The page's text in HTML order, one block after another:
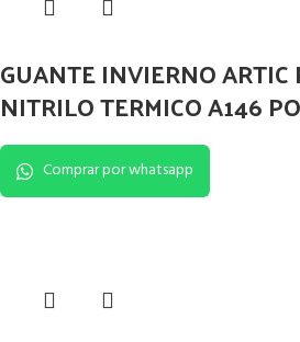
GUANTE INVIERNO ARTIC
NITRILO TERMICO A146
Comprar por whatsapp